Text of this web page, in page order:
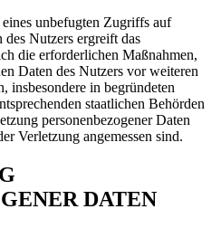
unbefugten Zugriffs auf
des Nutzers ergreift das
die erforderlichen Maßnahmen,
Daten des Nutzers vor weiteren
insbesondere in begründeten
staatlichen Behörden
personenbezogener Daten
Verletzung angemessen sind.
DATEN